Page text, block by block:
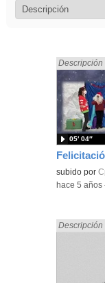
Encontrado
Descripción
Contenido
subido por
05′ 04″
-hace 5 años
Encontrado
Descripción